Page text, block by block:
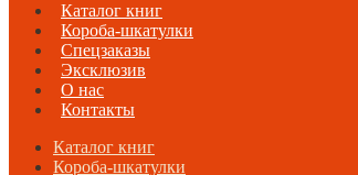
Каталог книг
Короба-шкатулки
Спецзаказы
Эксклюзив
О нас
Контакты
Каталог книг
Короба-шкатулки